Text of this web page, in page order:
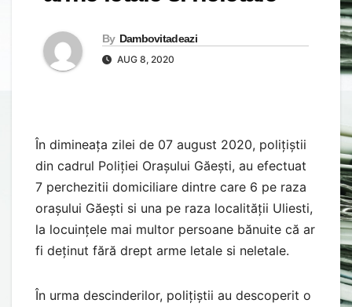
By Dambovitadeazi
AUG 8, 2020
În dimineața zilei de 07 august 2020, polițiștii
din cadrul Poliției Orașului Găești, au efectuat
7 perchezitii domiciliare dintre care 6 pe raza
orașului Găești si una pe raza localității Uliesti,
la locuințele mai multor persoane bănuite că ar
fi deținut fără drept arme letale si neletale.
În urma descinderilor, polițiștii au descoperit o